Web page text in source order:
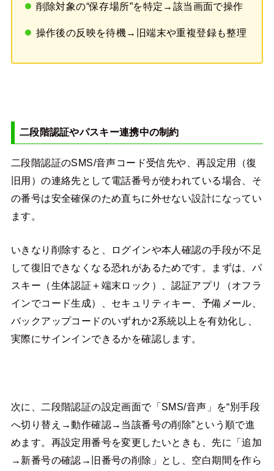
削除対象の“保存場所”を特定→該当画面で操作
操作後の反映を待機→旧端末や重複登録も整理
二段階認証やパスキー連携中の制約
二段階認証のSMS/音声コード受信先や、再設定用（復
旧用）の連絡先として電話番号が使われている場合、そ
の番号は安全確保のため直ちに外せない設計になってい
ます。
いきなり削除すると、ログインや本人確認の手段が不足
して復旧できなくなる恐れがあるためです。まずは、パ
スキー（生体認証＋端末ロック）、認証アプリ（オフラ
インでコード生成）、セキュリティキー、予備メール、
バックアップコードのいずれか2系統以上を有効化し、
実際にサインインできるかを確認します。
次に、二段階認証の設定画面で「SMS/音声」を“別手段
へ切り替え→動作確認→当該番号の削除”という順で進
めます。再設定用番号を変更したいときも、先に「追加
→新番号の確認→旧番号の削除」とし、空白期間を作ら